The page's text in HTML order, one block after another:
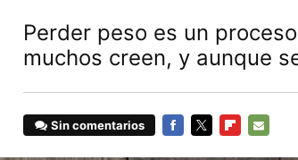
Perder peso es un
muchos creen, y aunque
Sin comentarios